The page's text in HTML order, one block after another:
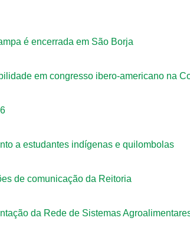
é encerrada em São Borja
em congresso ibero-americano na
a estudantes indígenas e quilombolas
de comunicação da Reitoria
da Rede de Sistemas